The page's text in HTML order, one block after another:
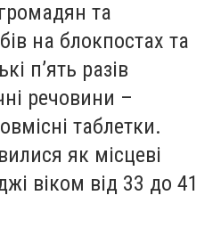
та
на блокпостах та
п’ять разів
речовини –
таблетки.
як місцеві
віком від 33 до 41